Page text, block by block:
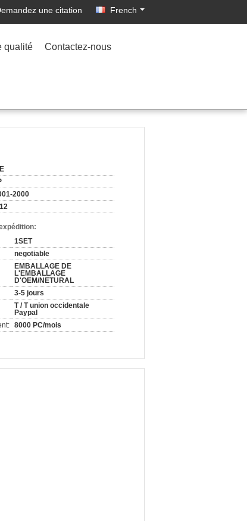
une citation French
qualité Contactez-nous
2000
1SET
negotiable
EMBALLAGE DE
L'EMBALLAGE
D'OEM/NETURAL
3-5 jours
T / T union occidentale
Paypal
8000 PC/mois